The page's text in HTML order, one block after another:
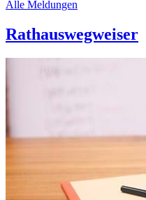
Alle Meldungen
Rathauswegweiser